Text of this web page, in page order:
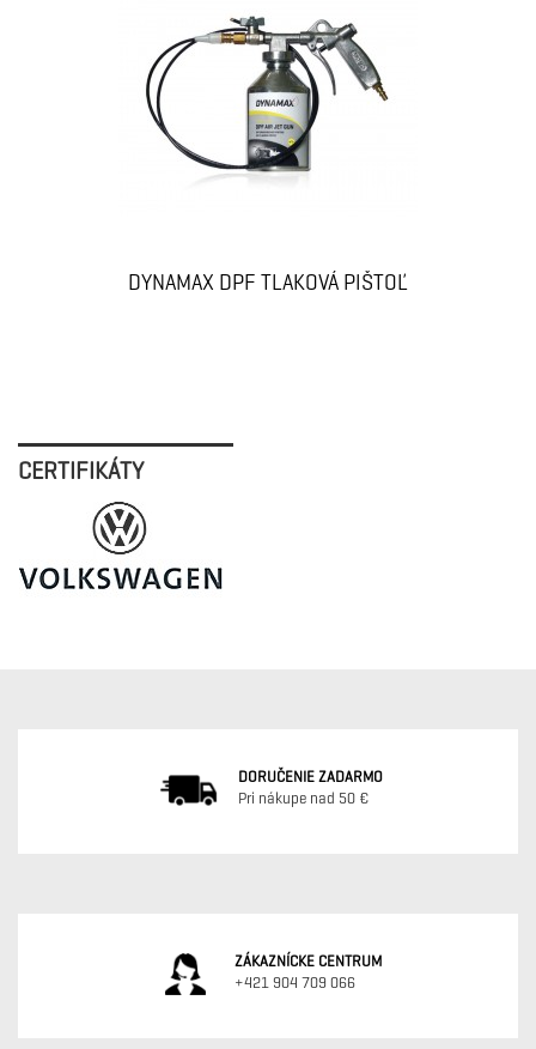
DYNAMAX DPF TLAKOVÁ PIŠTOĽ
CERTIFIKÁTY
DORUČENIE ZADARMO
Pri nákupe nad 50 €
ZÁKAZNÍCKE CENTRUM
+421 904 709 066